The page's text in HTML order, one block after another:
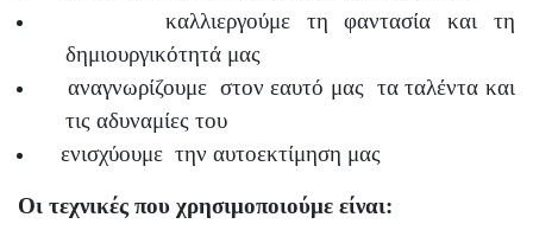
καλλιεργούμε τη φαντασία και τη
δημιουργικότητά μας
αναγνωρίζουμε στον εαυτό μας τα ταλέντα και
τις αδυναμίες του
ενισχύουμε την αυτοεκτίμηση μας
Οι τεχνικές που χρησιμοποιούμε είναι: